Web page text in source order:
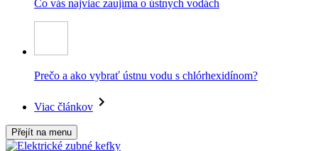
Čo vás najviac zaujíma o ústnych vodách
Prečo a ako vybrať ústnu vodu s chlórhexidínom?
Viac článkov
Přejít na menu